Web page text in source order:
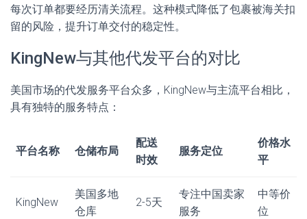
每次订单都要经历清关流程。这种模式降低了包裹被海关扣
留的风险，提升订单交付的稳定性。
KingNew与其他代发平台的对比
美国市场的代发服务平台众多，KingNew与主流平台相比，
具有独特的服务特点：
平台名称 仓储布局
配送
时效
服务定位
价格水
平
KingNew
美国多地
仓库
2-5天
专注中国卖家
服务
中等价
位